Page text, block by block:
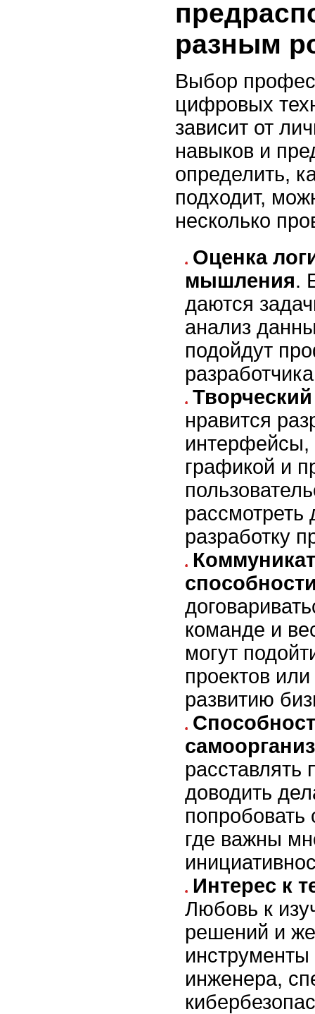
разным
Выбор
цифровых
зависит от
навыков и
определить,
подходит,
несколько
Оценка
мышления.
даются
анализ
подойдут
нравится
интерфейсы,
графикой и
рассмотреть
разработку
команде и
могут
проектов
развитию
расставлять
доводить
попробовать
где важны
Интерес к
Любовь к
решений и
инструменты
инженера,